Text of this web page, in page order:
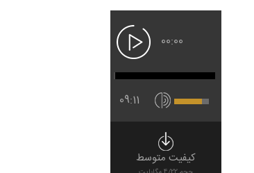
00:00
09:11
کیفیت متوسط